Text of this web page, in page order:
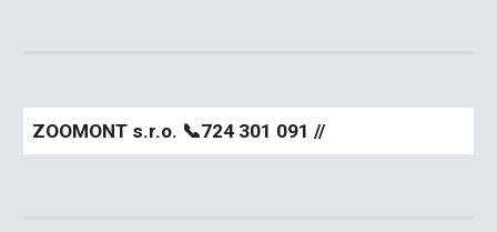
ZOOMONT s.r.o. 📞724 301 091 //